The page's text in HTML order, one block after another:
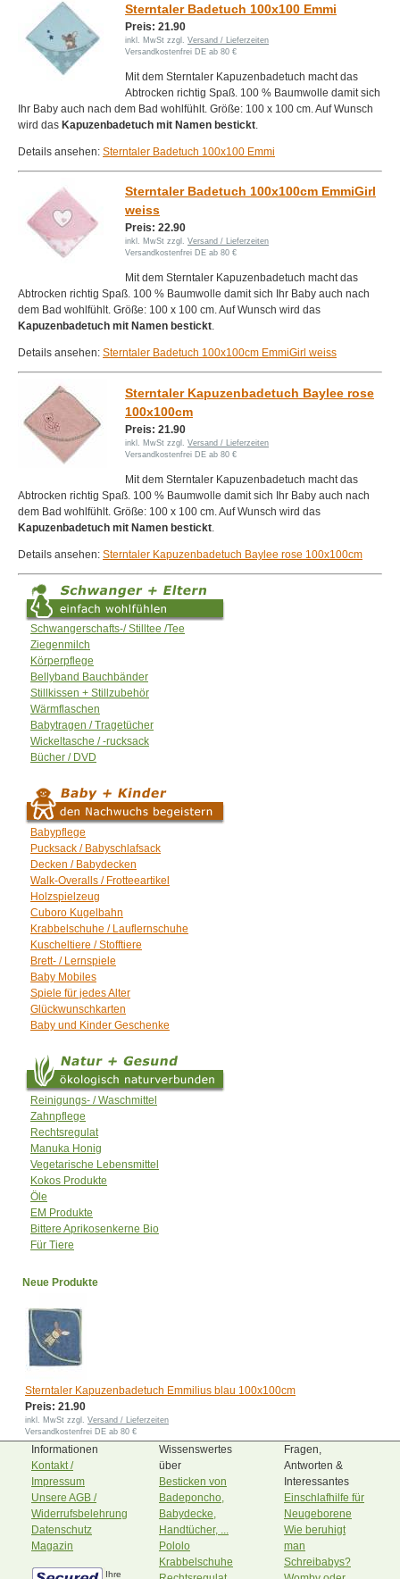
Sterntaler Badetuch 100x100 Emmi
Preis: 21.90
inkl. MwSt zzgl. Versand / Lieferzeiten
Versandkostenfrei DE ab 80 €
Mit dem Sterntaler Kapuzenbadetuch macht das
Abtrocken richtig Spaß. 100 % Baumwolle damit sich
Ihr Baby auch nach dem Bad wohlfühlt. Größe: 100 x 100 cm. Auf Wunsch
wird das Kapuzenbadetuch mit Namen bestickt.
Details ansehen: Sterntaler Badetuch 100x100 Emmi
Sterntaler Badetuch 100x100cm EmmiGirl
weiss
Preis: 22.90
inkl. MwSt zzgl. Versand / Lieferzeiten
Versandkostenfrei DE ab 80 €
Mit dem Sterntaler Kapuzenbadetuch macht das
Abtrocken richtig Spaß. 100 % Baumwolle damit sich Ihr Baby auch nach
dem Bad wohlfühlt. Größe: 100 x 100 cm. Auf Wunsch wird das
Kapuzenbadetuch mit Namen bestickt.
Details ansehen: Sterntaler Badetuch 100x100cm EmmiGirl weiss
Sterntaler Kapuzenbadetuch Baylee rose
100x100cm
Preis: 21.90
inkl. MwSt zzgl. Versand / Lieferzeiten
Versandkostenfrei DE ab 80 €
Mit dem Sterntaler Kapuzenbadetuch macht das
Abtrocken richtig Spaß. 100 % Baumwolle damit sich Ihr Baby auch nach
dem Bad wohlfühlt. Größe: 100 x 100 cm. Auf Wunsch wird das
Kapuzenbadetuch mit Namen bestickt.
Details ansehen: Sterntaler Kapuzenbadetuch Baylee rose 100x100cm
Schwangerschafts-/ Stilltee /Tee
Ziegenmilch
Körperpflege
Bellyband Bauchbänder
Stillkissen + Stillzubehör
Wärmflaschen
Babytragen / Tragetücher
Wickeltasche / -rucksack
Bücher / DVD
Babypflege
Pucksack / Babyschlafsack
Decken / Babydecken
Walk-Overalls / Frotteeartikel
Holzspielzeug
Cuboro Kugelbahn
Krabbelschuhe / Lauflernschuhe
Kuscheltiere / Stofftiere
Brett- / Lernspiele
Baby Mobiles
Spiele für jedes Alter
Glückwunschkarten
Baby und Kinder Geschenke
Reinigungs- / Waschmittel
Zahnpflege
Rechtsregulat
Manuka Honig
Vegetarische Lebensmittel
Kokos Produkte
Öle
EM Produkte
Bittere Aprikosenkerne Bio
Für Tiere
Neue Produkte
Sterntaler Kapuzenbadetuch Emmilius blau 100x100cm
Preis: 21.90
inkl. MwSt zzgl. Versand / Lieferzeiten
Versandkostenfrei DE ab 80 €
Informationen
Kontakt /
Impressum
Unsere AGB /
Widerrufsbelehrung
Datenschutz
Magazin
Ihre
Wissenswertes
über
Besticken von
Badeponcho,
Babydecke,
Handtücher, ...
Pololo
Krabbelschuhe
Fragen,
Antworten &
Interessantes
Einschlafhilfe für
Neugeborene
Wie beruhigt
man
Schreibabys?